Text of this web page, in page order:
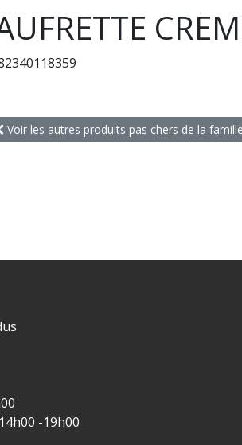
Voir les autres produits pas chers de la
-19h00